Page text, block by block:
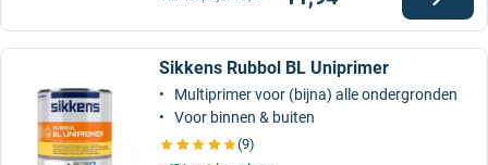
Sikkens Rubbol BL Uniprimer
Multiprimer voor (bijna) alle ondergronden
Voor binnen & buiten
(9)